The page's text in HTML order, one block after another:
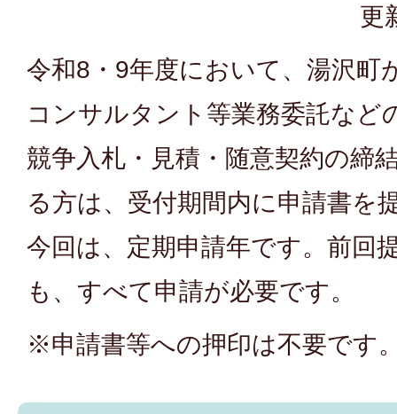
更
令和8・9年度において、湯沢町
コンサルタント等業務委託など
競争入札・見積・随意契約の締
る方は、受付期間内に申請書を
今回は、定期申請年です。前回
も、すべて申請が必要です。
※申請書等への押印は不要です